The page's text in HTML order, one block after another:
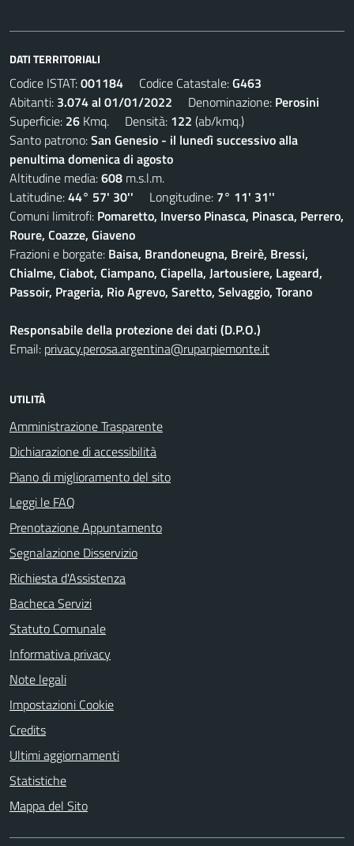
DATI TERRITORIALI
Codice ISTAT:001184 Codice Catastale:G463
Abitanti: 3.074 al 01/01/2022 Denominazione: Perosini
Superficie: 26 Kmq. Densità: 122 (ab/kmq.)
Santo patrono:San Genesio - il lunedì successivo alla
penultima domenica di agosto
Altitudine media:608 m.s.l.m.
Latitudine:44° 57' 30'' Longitudine: 7° 11' 31''
Comuni limitrofi: Pomaretto, Inverso Pinasca, Pinasca, Perrero,
Roure, Coazze, Giaveno
Frazioni e borgate: Baisa, Brandoneugna, Breirè, Bressi,
Chialme, Ciabot, Ciampano, Ciapella, Jartousiere, Lageard,
Passoir, Prageria, Rio Agrevo, Saretto, Selvaggio, Torano
Responsabile della protezione dei dati (D.P.O.)
Email: privacy.perosa.argentina@ruparpiemonte.it
UTILITÀ
Amministrazione Trasparente
Dichiarazione di accessibilità
Piano di miglioramento del sito
Leggi le FAQ
Prenotazione Appuntamento
Segnalazione Disservizio
Richiesta d'Assistenza
Bacheca Servizi
Statuto Comunale
Informativa privacy
Note legali
Impostazioni Cookie
Credits
Ultimi aggiornamenti
Statistiche
Mappa del Sito